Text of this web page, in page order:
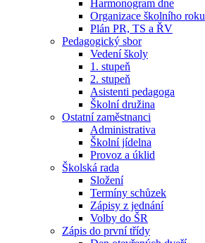
Harmonogram dne
Organizace školního roku
Plán PR, TS a ŘV
Pedagogický sbor
Vedení školy
1. stupeň
2. stupeň
Asistenti pedagoga
Školní družina
Ostatní zaměstnanci
Administrativa
Školní jídelna
Provoz a úklid
Školská rada
Složení
Termíny schůzek
Zápisy z jednání
Volby do ŠR
Zápis do první třídy